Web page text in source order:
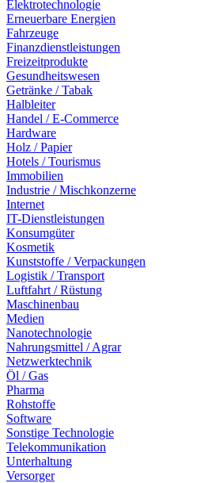
Elektrotechnologie
Erneuerbare Energien
Fahrzeuge
Finanzdienstleistungen
Freizeitprodukte
Gesundheitswesen
Getränke / Tabak
Halbleiter
Handel / E-Commerce
Hardware
Holz / Papier
Hotels / Tourismus
Immobilien
Industrie / Mischkonzerne
Internet
IT-Dienstleistungen
Konsumgüter
Kosmetik
Kunststoffe / Verpackungen
Logistik / Transport
Luftfahrt / Rüstung
Maschinenbau
Medien
Nanotechnologie
Nahrungsmittel / Agrar
Netzwerktechnik
Öl / Gas
Pharma
Rohstoffe
Software
Sonstige Technologie
Telekommunikation
Unterhaltung
Versorger